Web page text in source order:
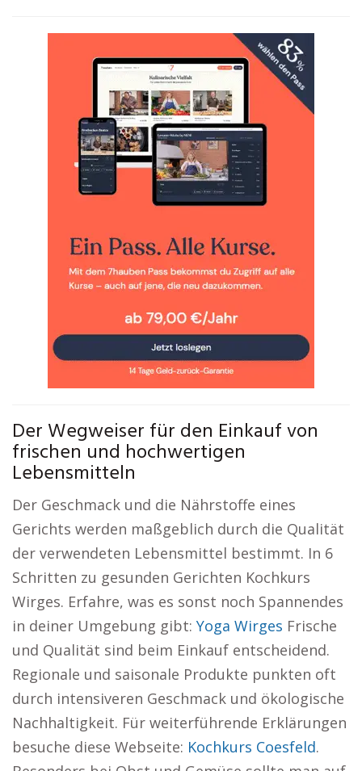
Der Wegweiser für den Einkauf von
frischen und hochwertigen
Lebensmitteln
Der Geschmack und die Nährstoffe eines
Gerichts werden maßgeblich durch die Qualität
der verwendeten Lebensmittel bestimmt. In 6
Schritten zu gesunden Gerichten Kochkurs
Wirges. Erfahre, was es sonst noch Spannendes
in deiner Umgebung gibt: Yoga Wirges Frische
und Qualität sind beim Einkauf entscheidend.
Regionale und saisonale Produkte punkten oft
durch intensiveren Geschmack und ökologische
Nachhaltigkeit. Für weiterführende Erklärungen
besuche diese Webseite: Kochkurs Coesfeld.